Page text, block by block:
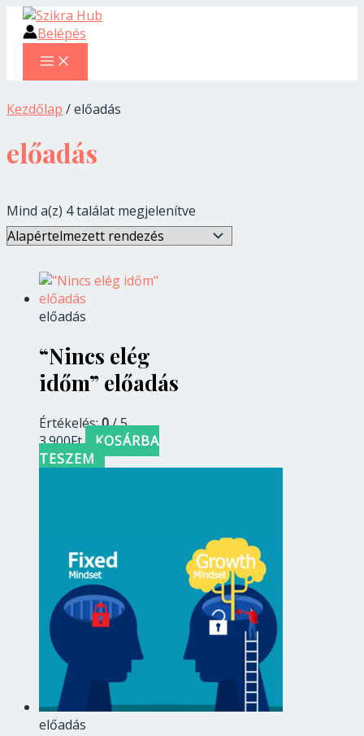
Skip
content
Belépés
MENU
Kezdőlap / előadás
előadás
Mind a(z) 4 találat megjelenítve
előadás
“Nincs elég
időm” előadás
Értékelés:0/ 5
3.900Ft
KOSÁRBA
TESZEM
előadás